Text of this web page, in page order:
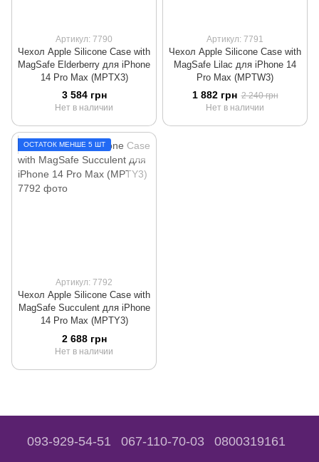
Артикул: 7790
Чехол Apple Silicone Case with
MagSafe Elderberry для iPhone
14 Pro Max (MPTX3)
3 584 грн
Нет в наличии
Артикул: 7791
Чехол Apple Silicone Case with
MagSafe Lilac для iPhone 14
Pro Max (MPTW3)
1 882 грн 2 240 грн
Нет в наличии
ОСТАТОК МЕНШЕ 5 ШТ
Артикул: 7792
Чехол Apple Silicone Case with
MagSafe Succulent для iPhone
14 Pro Max (MPTY3)
2 688 грн
Нет в наличии
093-929-54-51 067-110-70-03 0800319161